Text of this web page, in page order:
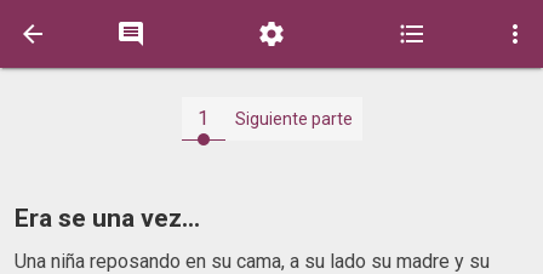
    
1 Siguiente parte
Era se una vez...
Una niña reposando en su cama, a su lado su madre y su